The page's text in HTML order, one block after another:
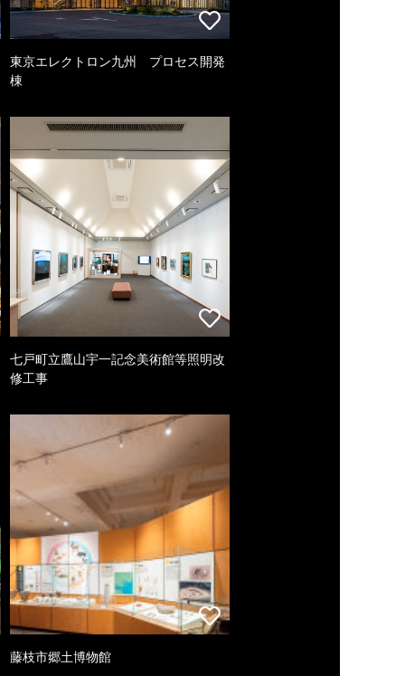
東京エレクトロン九州 プロセス開発
棟
七戸町立鷹山宇一記念美術館等照明改
修工事
藤枝市郷土博物館